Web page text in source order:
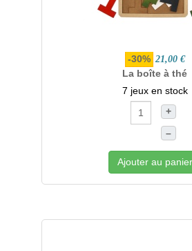
-30% 21,00 €
La boîte à thé
7 jeux en stock
+
–
Ajouter au panier